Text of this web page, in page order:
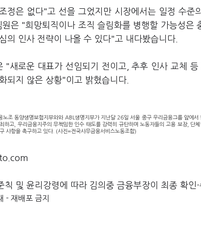
정은 없다"고 선을 그었지만 시장에서는 일정 수준
은 "희망퇴직이나 조직 슬림화를 병행할 가능성은
의 인사 전략이 나올 수 있다"고 내다봤습니다.
"새로운 대표가 선임되기 전이고, 추후 인사 교체
되지 않은 상황"이고 밝혔습니다.
노조 동양생명보험지부와와 ABL생명지부가 지난달 26일 서울 중구 우리금융그룹 앞에서
하고, 우리금융지주의 무책임한 인수 태도를 강력히 규탄하며 노동자들의 고용 보장, 단
사항을 촉구하고 있다. (사진=전국사무금융서비스노동조합)
칙 및 윤리강령에 따라 김의중 금융부장이 최종 확인·
- 재배포 금지